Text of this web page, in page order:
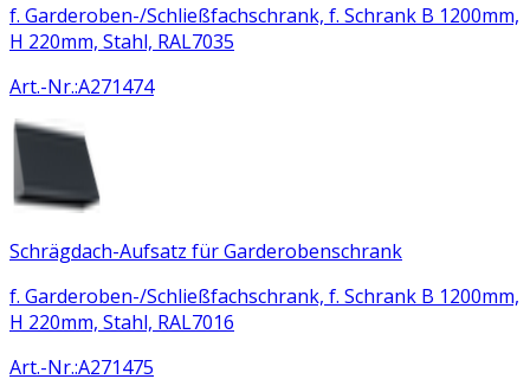
f. Garderoben-/Schließfachschrank, f. Schrank B 1200mm,
H 220mm, Stahl, RAL7035
Art.-Nr.:A271474
Schrägdach-Aufsatz für Garderobenschrank
f. Garderoben-/Schließfachschrank, f. Schrank B 1200mm,
H 220mm, Stahl, RAL7016
Art.-Nr.:A271475